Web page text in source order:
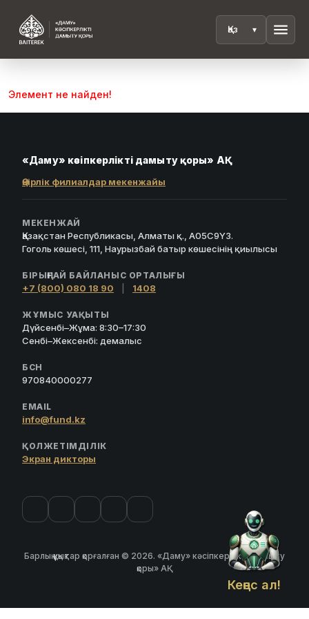
menu
Кеңес ал!
Элемент не найден!
«Даму» кәсіпкерлікті дамыту қоры» АҚ
Өңірлік филиалдар мекенжайы
МЕКЕНЖАЙ
Қазақстан Республикасы, Алматы қ., A05C9Y3.
Гоголь көшесі, 111, Наурызбай батыр көшесінің қиылысы
БІРЫҢҒАЙ БАЙЛАНЫС ОРТАЛЫҒЫ
+7 (800) 080 18 90 1408
ЖҰМЫС УАҚЫТЫ
Дүйсенбі–Жұма: 8:30–17:30
Сенбі–Жексенбі: демалыс
БСН
970840000277
EMAIL
info@fund.kz
ҚОЛЖЕТІМДІЛІК
Экран дикторы
Барлық құқықтар қорғалған © 2026. «Даму» кәсіпкерлікті дамыту
қоры» АҚ